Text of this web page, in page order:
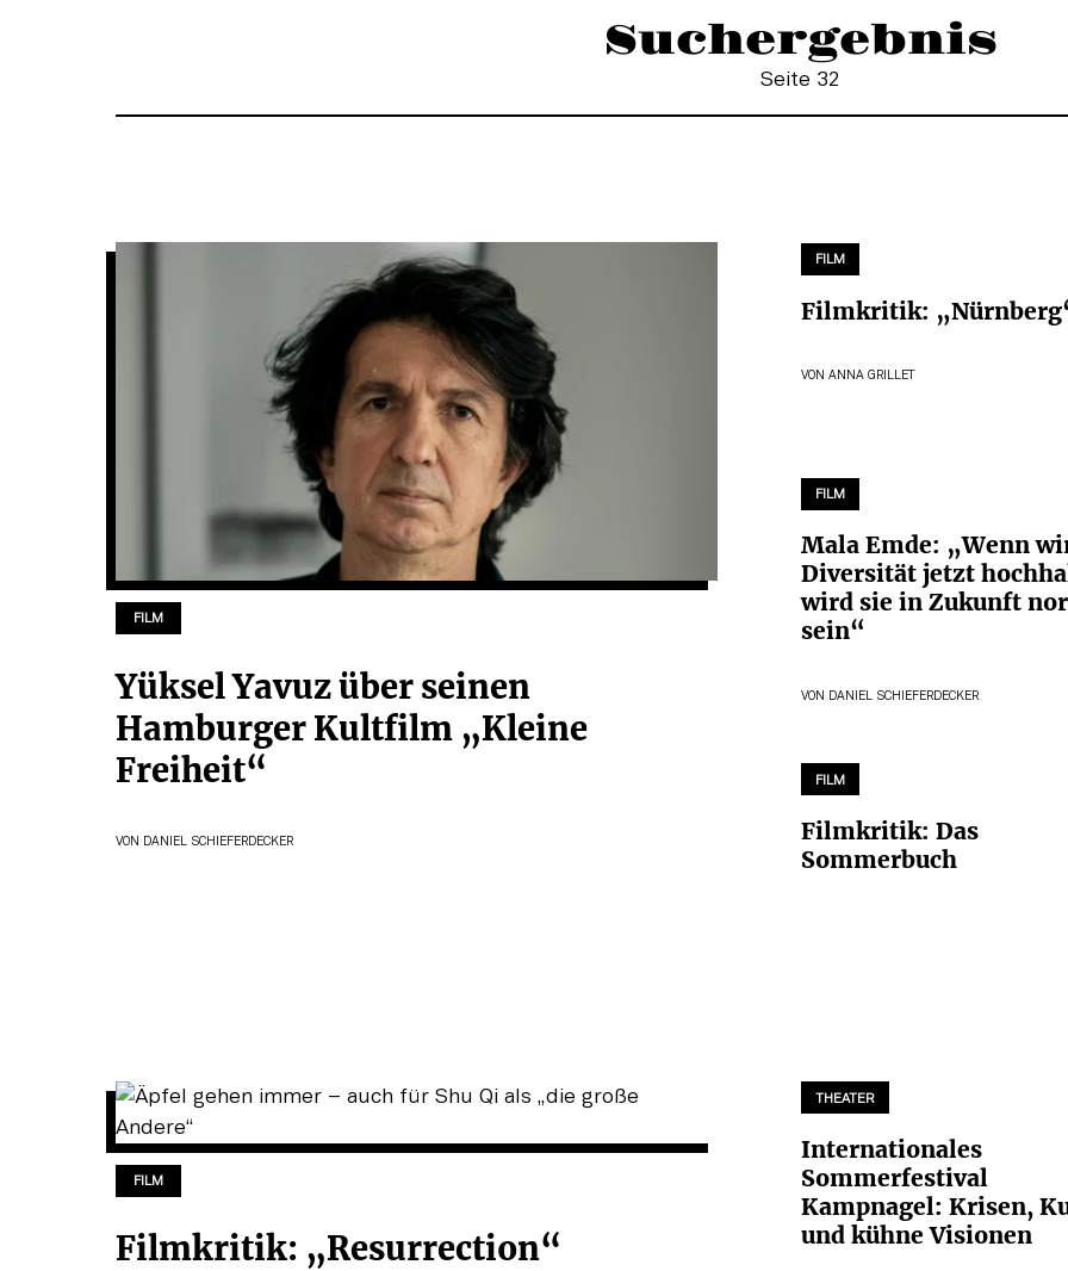
Suchergebnis
Seite 32
FILM
Yüksel Yavuz über seinen
Hamburger Kultfilm „Kleine
Freiheit“
VON DANIEL SCHIEFERDECKER
FILM
Filmkritik:
VON ANNA GRILLET
FILM
Mala Emde: „Wenn
Diversität jetzt
wird sie in Zukunft
sein“
VON DANIEL SCHIEFERDECKER
FILM
Filmkritik: Das
Sommerbuch
FILM
Filmkritik: „Resurrection“
THEATER
Internationales
Sommerfestival
Kampnagel: Krisen,
und kühne Visionen